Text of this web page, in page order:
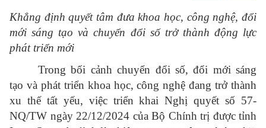
Khẳng định quyết tâm đưa khoa học, công nghệ, đổi
mới sáng tạo và chuyển đổi số trở thành động lực
phát triển mới
Trong bối cảnh chuyển đổi số, đổi mới sáng
tạo và phát triển khoa học, công nghệ đang trở thành
xu thế tất yếu, việc triển khai Nghị quyết số 57-
NQ/TW ngày 22/12/2024 của Bộ Chính trị được tỉnh